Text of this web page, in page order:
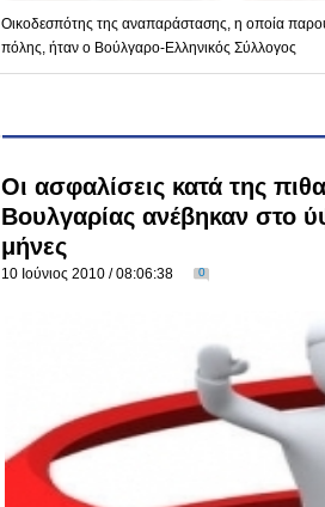
Οικοδεσπότης της αναπαράστασης, η οποία
πόλης, ήταν ο Βούλγαρο-Ελληνικός Σύλλογος
Οι ασφαλίσεις κατά της
Βουλγαρίας ανέβηκαν στο
μήνες
10 Ιούνιος 2010 / 08:06:38 0